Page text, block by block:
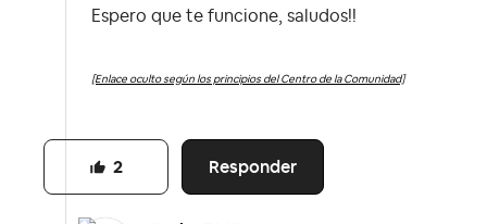
Espero que te funcione, saludos!!
[Enlace oculto según los principios del Centro de la Comunidad]
Responder
2